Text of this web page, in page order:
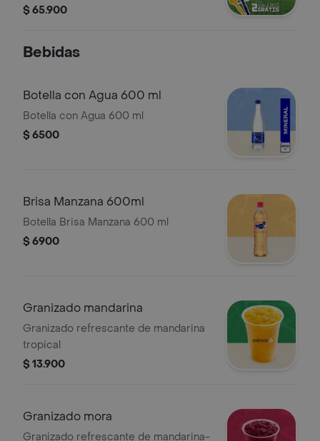
cremosidad de nuestros Mixers.
$ 65.900
Bebidas
Botella con Agua 600 ml
Botella con Agua 600 ml
$ 6500
Brisa Manzana 600ml
Botella Brisa Manzana 600 ml
$ 6900
Granizado mandarina
Granizado refrescante de mandarina
tropical
$ 13.900
Granizado mora
Granizado refrescante de mandarina-